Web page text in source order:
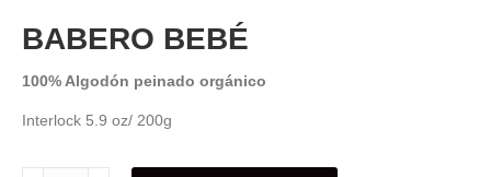
BABERO BEBÉ
100% Algodón peinado orgánico
Interlock 5.9 oz/ 200g